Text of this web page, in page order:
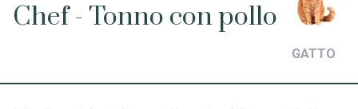
Chef - Tonno con pollo
GATTO